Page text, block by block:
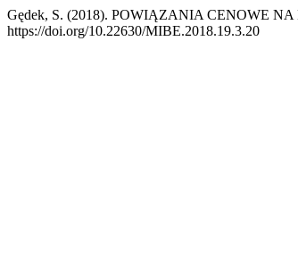
Gędek, S. (2018). POWIĄZANIA CENOWE
https://doi.org/10.22630/MIBE.2018.19.3.20